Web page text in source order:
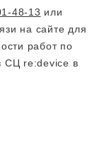
48-13 или
на сайте для
работ по
СЦ re:device в